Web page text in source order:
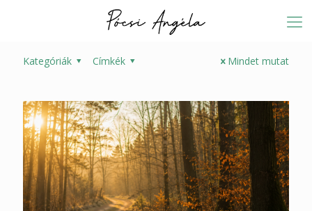
Kategóriák Címkék Mindet mutat